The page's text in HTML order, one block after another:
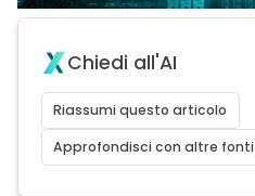
Chiedi all'AI
Riassumi questo articolo
Approfondisci con altre fonti